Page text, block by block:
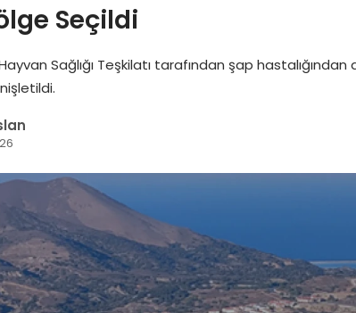
Seçildi
Sağlığı Teşkilatı tarafından şap hastalığından